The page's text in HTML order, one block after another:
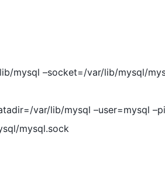
mysql –socket=/var/lib/mysql/
var/lib/mysql –user=mysql
mysql.sock